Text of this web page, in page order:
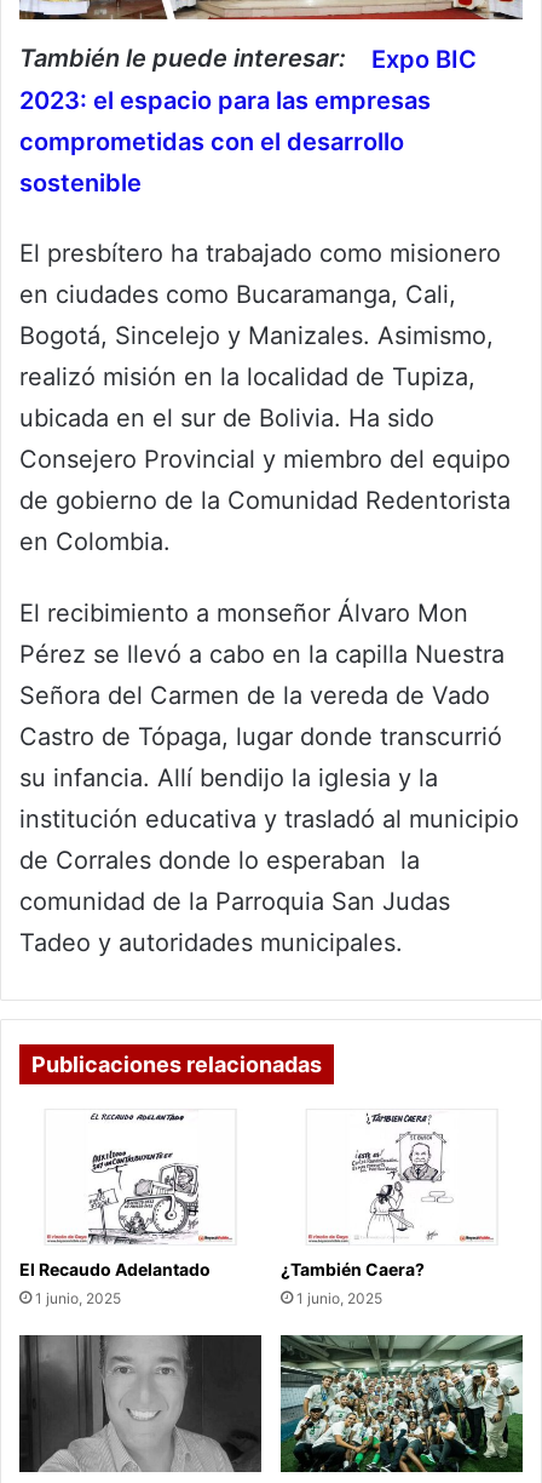
También le puede interesar:
Expo BIC
2023: el espacio para las empresas
comprometidas con el desarrollo
sostenible
El presbítero ha trabajado como misionero
en ciudades como Bucaramanga, Cali,
Bogotá, Sincelejo y Manizales. Asimismo,
realizó misión en la localidad de Tupiza,
ubicada en el sur de Bolivia. Ha sido
Consejero Provincial y miembro del equipo
de gobierno de la Comunidad Redentorista
en Colombia.
El recibimiento a monseñor Álvaro Mon
Pérez se llevó a cabo en la capilla Nuestra
Señora del Carmen de la vereda de Vado
Castro de Tópaga, lugar donde transcurrió
su infancia. Allí bendijo la iglesia y la
institución educativa y trasladó al municipio
de Corrales donde lo esperaban la
comunidad de la Parroquia San Judas
Tadeo y autoridades municipales.
Publicaciones relacionadas
El Recaudo Adelantado
1 junio, 2025
¿También Caera?
1 junio, 2025